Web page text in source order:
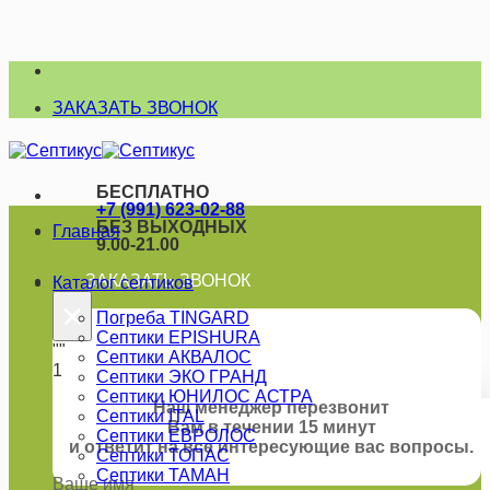
Skip
contentЗАКАЗАТЬ ЗВОНОК
БЕСПЛАТНО
+7 (991) 623-02-88
БЕЗ ВЫХОДНЫХ
9.00-21.00
ЗАКАЗАТЬ ЗВОНОК
×
""
1
Наш менеджер перезвонит
Вам в течении 15 минут
и ответит на все интересующие вас вопросы.
Ваше имя
Главная
Каталог септиков
Погреба TINGARD
Септики EPISHURA
Септики АКВАЛОС
Септики ЭКО ГРАНД
Септики ЮНИЛОС АСТРА
Септики ITAL
Септики ЕВРОЛОС
Септики ТОПАС
Септики ТАМАН